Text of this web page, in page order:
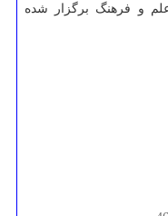
علم و فرهنگ برگزار شده